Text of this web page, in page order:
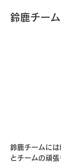
鈴鹿チーム
鈴鹿チームに
とチームの頑